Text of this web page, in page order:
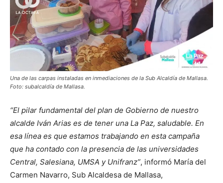
Una de las carpas instaladas en inmediaciones de la Sub Alcaldía de Mallasa.
Foto: subalcaldía de Mallasa.
“El pilar fundamental del plan de Gobierno de nuestro
alcalde Iván Arias es de tener una La Paz, saludable. En
esa línea es que estamos trabajando en esta campaña
que ha contado con la presencia de las universidades
Central, Salesiana, UMSA y Unifranz”, informó María del
Carmen Navarro, Sub Alcaldesa de Mallasa,